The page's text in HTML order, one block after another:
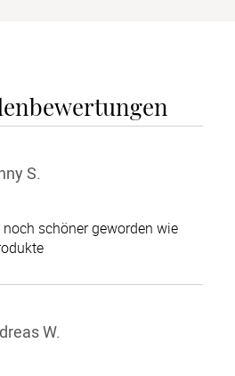
S.
schöner geworden wie
W.